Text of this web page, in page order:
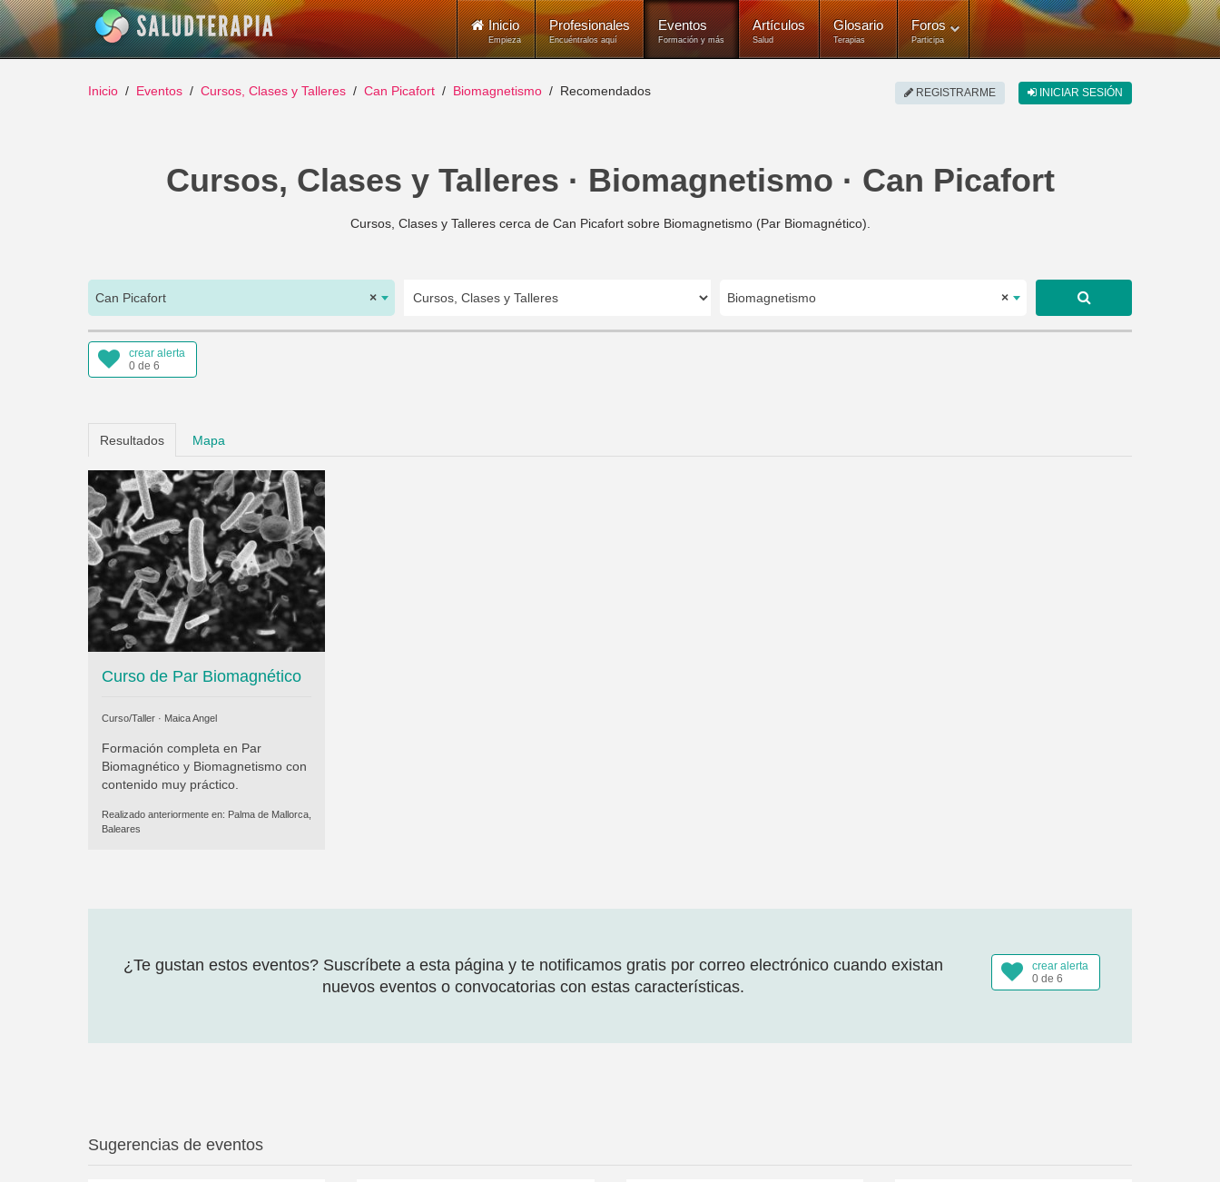
Inicio
Empieza
Profesionales
Encuéntralos aquí
Eventos
Formación y más
Artículos
Salud
Glosario
Terapias
Foros
Participa
REGISTRARME INICIAR SESIÓN
Inicio Eventos Cursos, Clases y Talleres Can Picafort Biomagnetismo Recomendados
Cursos, Clases y Talleres · Biomagnetismo · Can Picafort
Cursos, Clases y Talleres cerca de Can Picafort sobre Biomagnetismo (Par Biomagnético).
×
Can Picafort ×
Biomagnetismo
crear alerta
0 de 6
Resultados Mapa
Curso de Par Biomagnético
Curso/Taller · Maica Angel
Formación completa en Par
Biomagnético y Biomagnetismo con
contenido muy práctico.
Realizado anteriormente en: Palma de Mallorca,
Baleares
crear alerta
0 de 6
¿Te gustan estos eventos? Suscríbete a esta página y te notificamos gratis por correo electrónico cuando existan
nuevos eventos o convocatorias con estas características.
Sugerencias de eventos